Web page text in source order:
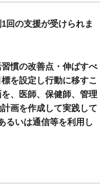
回の支援が受けられま
慣の改善点・伸ばすべ
を設定し行動に移すこ
、医師、保健師、管理
画を作成して実践して
るいは通信等を利用し